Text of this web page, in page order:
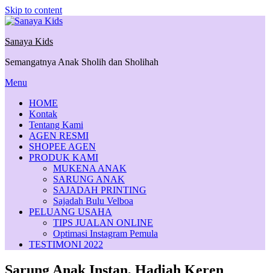
Skip to content
Sanaya Kids
Semangatnya Anak Sholih dan Sholihah
Menu
HOME
Kontak
Tentang Kami
AGEN RESMI
SHOPEE AGEN
PRODUK KAMI
MUKENA ANAK
SARUNG ANAK
SAJADAH PRINTING
Sajadah Bulu Velboa
PELUANG USAHA
TIPS JUALAN ONLINE
Optimasi Instagram Pemula
TESTIMONI 2022